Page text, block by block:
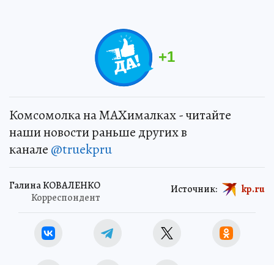
+1
Комсомолка на MAXималках - читайте
наши новости раньше других в
канале @truekpru
Галина КОВАЛЕНКО
Корреспондент
Источник: kp.ru